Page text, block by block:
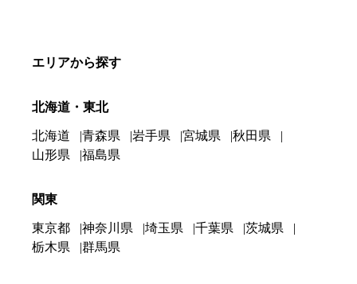
エリアから探す
北海道・東北
北海道 青森県 岩手県 宮城県
秋田県
山形県
福島県
関東
東京都 神奈川県 埼玉県 千葉県
茨城県
栃木県
群馬県